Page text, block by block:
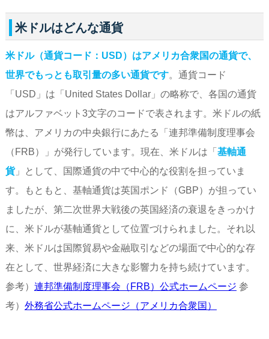
米ドルはどんな通貨
米ドル（通貨コード：USD）はアメリカ合衆国の通貨で、
世界でもっとも取引量の多い通貨です。通貨コード
「USD」は「United States Dollar」の略称で、各国の通貨
はアルファベット3文字のコードで表されます。米ドルの紙
幣は、アメリカの中央銀行にあたる「連邦準備制度理事会
（FRB）」が発行しています。現在、米ドルは「 基軸通
貨」として、国際通貨の中で中心的な役割を担っていま
す。もともと、基軸通貨は英国ポンド（GBP）が担ってい
ましたが、第二次世界大戦後の英国経済の衰退をきっかけ
に、米ドルが基軸通貨として位置づけられました。それ以
来、米ドルは国際貿易や金融取引などの場面で中心的な存
在として、世界経済に大きな影響力を持ち続けています。
参考） 連邦準備制度理事会（FRB）公式ホームページ 参
考） 外務省公式ホームページ（アメリカ合衆国）